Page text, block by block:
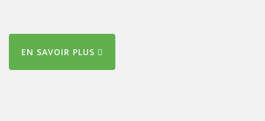
EN SAVOIR PLUS